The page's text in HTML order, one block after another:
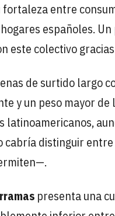
entre
españoles.
este colectivo
de surtido largo
y un peso mayor
latinoamericanos,
cabría distinguir
presenta una